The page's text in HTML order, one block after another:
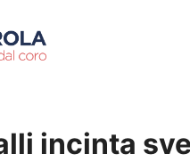
incinta